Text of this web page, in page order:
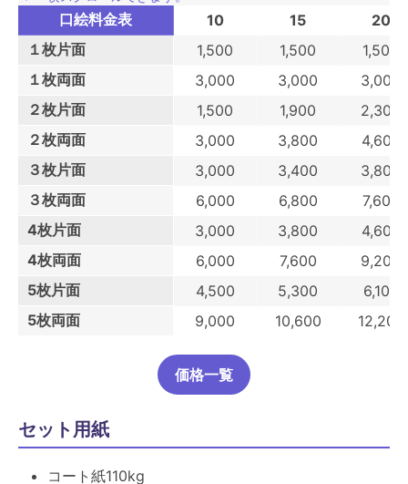
口絵料金表 10 15
20
１枚片面
1,500 1,500
1,500
１枚両面
3,000 3,000
3,000
２枚片面
1,500 1,900
2,300
２枚両面
3,000 3,800
4,600
３枚片面
3,000 3,400
3,800
３枚両面
6,000 6,800
7,600
4枚片面
3,000 3,800
4,600
4枚両面
6,000 7,600
9,200
5枚片面
4,500 5,300
6,100
5枚両面
9,000 10,600 12,200
価格一覧
セット用紙
コート紙110kg